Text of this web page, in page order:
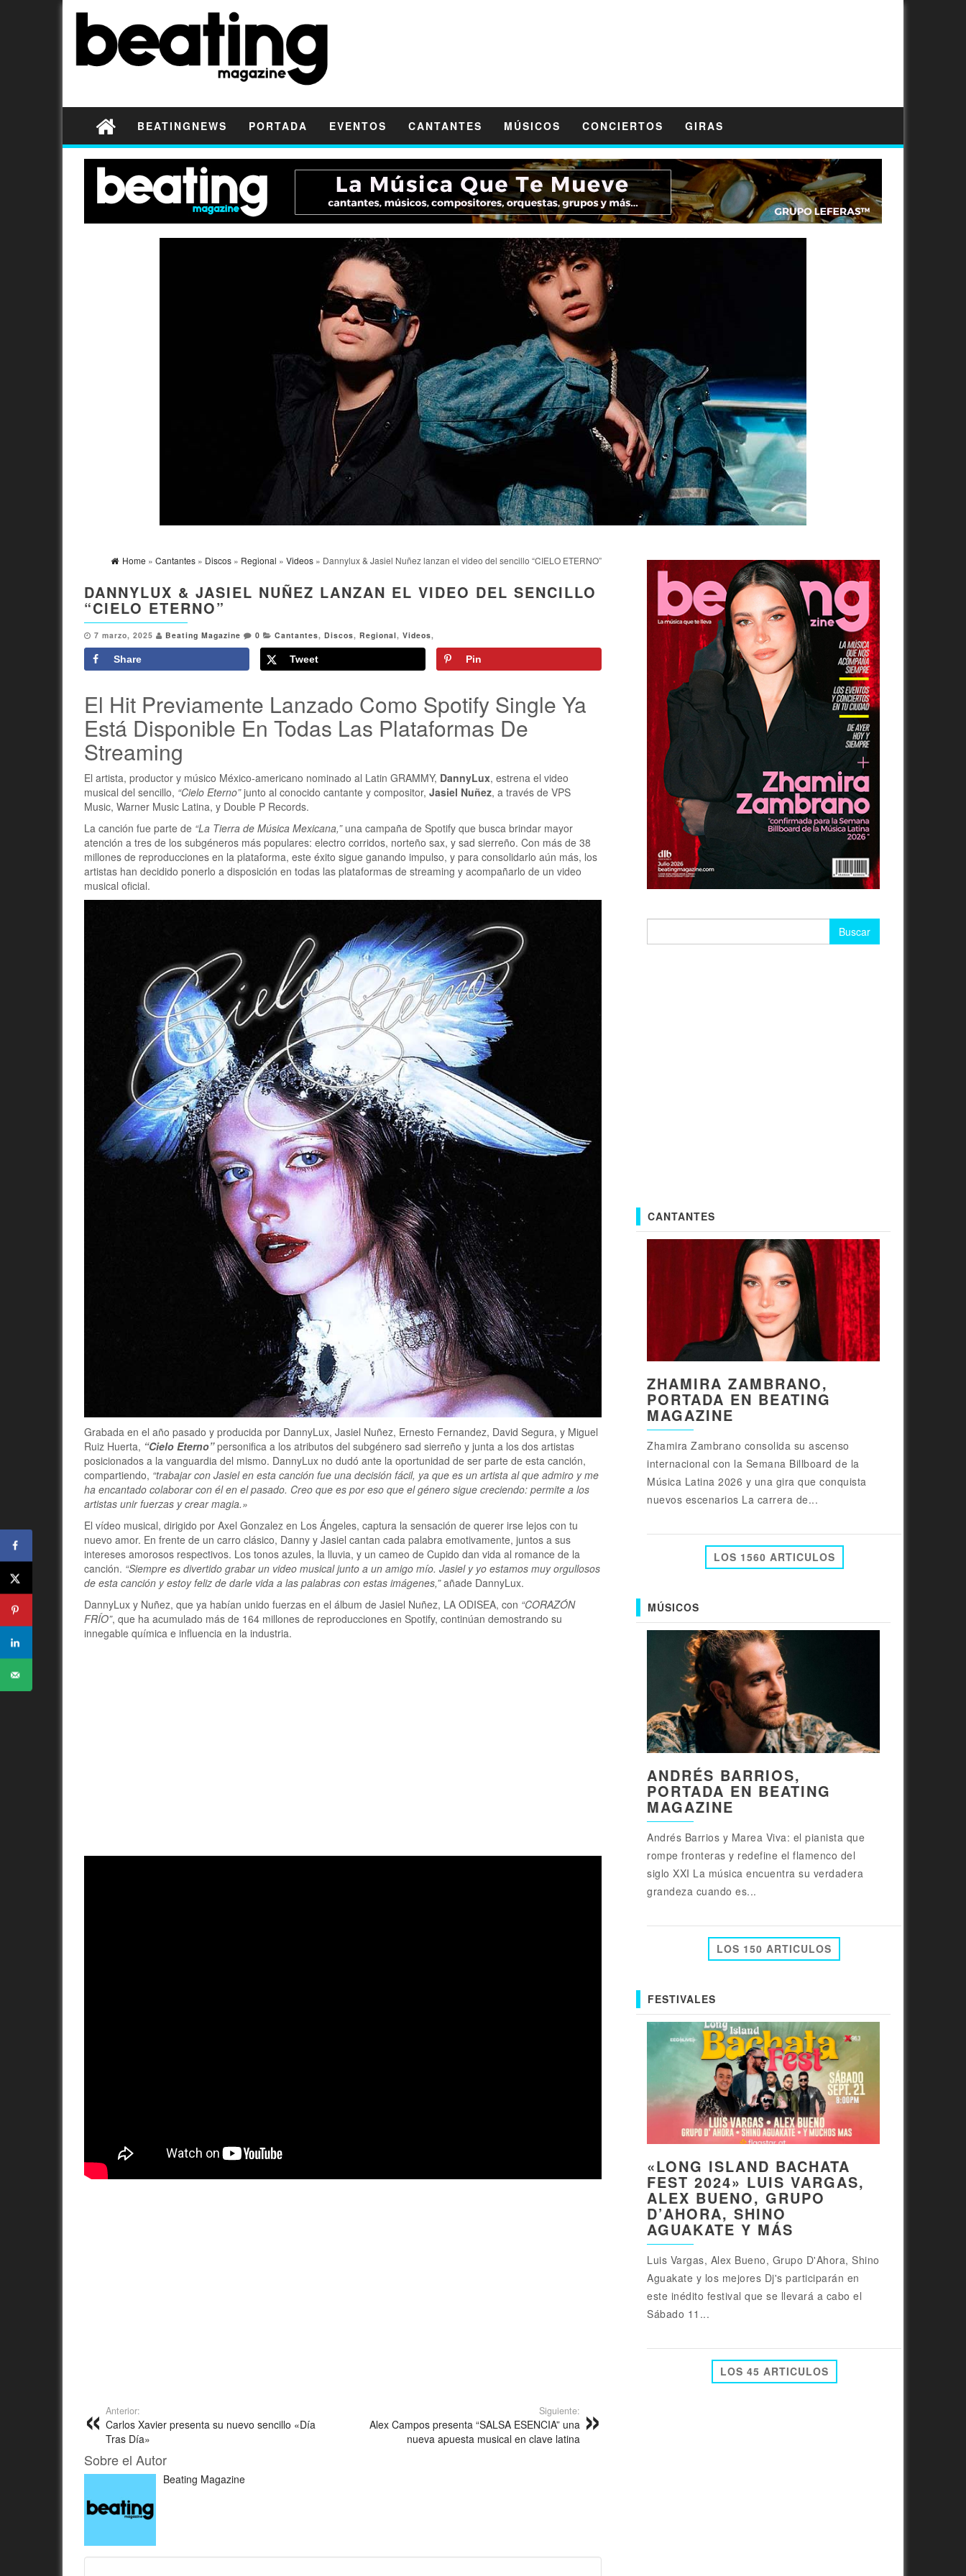
BEATINGNEWS PORTADA EVENTOS CANTANTES MÚSICOS CONCIERTOS GIRAS
Home » Cantantes » Discos » Regional » Videos » Dannylux & Jasiel Nuñez lanzan el video del sencillo “CIELO ETERNO”
DANNYLUX & JASIEL NUÑEZ LANZAN EL VIDEO DEL SENCILLO
“CIELO ETERNO”
7 marzo, 2025 Beating Magazine 0 Cantantes, Discos, Regional, Videos,
Share Tweet Pin
El Hit Previamente Lanzado Como Spotify Single Ya
Está Disponible En Todas Las Plataformas De
Streaming
El artista, productor y músico México-americano nominado al Latin GRAMMY, DannyLux, estrena el video
musical del sencillo, “Cielo Eterno”junto al conocido cantante y compositor, Jasiel Nuñez, a través de VPS
Music, Warner Music Latina, y Double P Records.
La canción fue parte de “La Tierra de Música Mexicana,”una campaña de Spotify que busca brindar mayor
atención a tres de los subgéneros más populares: electro corridos, norteño sax, y sad sierreño. Con más de 38
millones de reproducciones en la plataforma, este éxito sigue ganando impulso, y para consolidarlo aún más, los
artistas han decidido ponerlo a disposición en todas las plataformas de streaming y acompañarlo de un video
musical oficial.
Grabada en el año pasado y producida por DannyLux, Jasiel Nuñez, Ernesto Fernandez, David Segura, y Miguel
Ruiz Huerta, “Cielo Eterno”personifica a los atributos del subgénero sad sierreño y junta a los dos artistas
posicionados a la vanguardia del mismo. DannyLux no dudó ante la oportunidad de ser parte de esta canción,
compartiendo, “trabajar con Jasiel en esta canción fue una decisión fácil, ya que es un artista al que admiro y me
ha encantado colaborar con él en el pasado. Creo que es por eso que el género sigue creciendo: permite a los
artistas unir fuerzas y crear magia.»
El vídeo musical, dirigido por Axel Gonzalez en Los Ángeles, captura la sensación de querer irse lejos con tu
nuevo amor. En frente de un carro clásico, Danny y Jasiel cantan cada palabra emotivamente, juntos a sus
intereses amorosos respectivos. Los tonos azules, la lluvia, y un cameo de Cupido dan vida al romance de la
canción. “Siempre es divertido grabar un video musical junto a un amigo mío. Jasiel y yo estamos muy orgullosos
de esta canción y estoy feliz de darle vida a las palabras con estas imágenes,”añade DannyLux.
DannyLux y Nuñez, que ya habían unido fuerzas en el álbum de Jasiel Nuñez, LA ODISEA, con “CORAZÓN
FRÍO”, que ha acumulado más de 164 millones de reproducciones en Spotify, continúan demostrando su
innegable química e influencia en la industria.
Anterior:
Carlos Xavier presenta su nuevo sencillo «Día
Tras Día»
Siguiente:
Alex Campos presenta “SALSA ESENCIA” una
nueva apuesta musical en clave latina
Sobre el Autor
Beating Magazine
CANTANTES
ZHAMIRA ZAMBRANO,
PORTADA EN BEATING
MAGAZINE
Zhamira Zambrano consolida su ascenso
internacional con la Semana Billboard de la
Música Latina 2026 y una gira que conquista
nuevos escenarios La carrera de...
LOS 1560 ARTICULOS
MÚSICOS
ANDRÉS BARRIOS,
PORTADA EN BEATING
MAGAZINE
Andrés Barrios y Marea Viva: el pianista que
rompe fronteras y redefine el flamenco del
siglo XXI La música encuentra su verdadera
grandeza cuando es...
LOS 150 ARTICULOS
FESTIVALES
«LONG ISLAND BACHATA
FEST 2024» LUIS VARGAS,
ALEX BUENO, GRUPO
D’AHORA, SHINO
AGUAKATE Y MÁS
Luis Vargas, Alex Bueno, Grupo D'Ahora, Shino
Aguakate y los mejores Dj's participarán en
este inédito festival que se llevará a cabo el
Sábado 11...
LOS 45 ARTICULOS